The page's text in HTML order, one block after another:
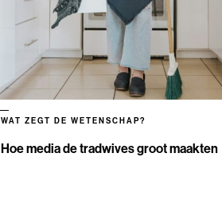
Hoe media de tradwives groot maakten
WAT ZEGT DE WETENSCHAP?